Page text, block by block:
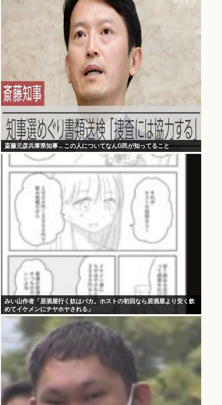
斎藤元彦兵庫県知事←この人についてなんG民が知ってること
みい山作者「居酒屋行く奴はバカ。ホストの初回なら居酒屋より安く飲
めてイケメンにチヤホヤされる」